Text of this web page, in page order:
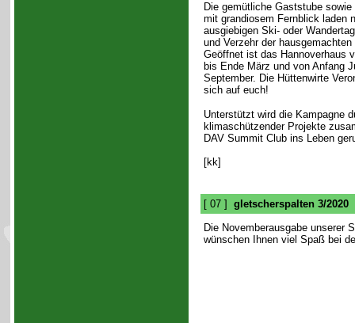
Die gemütliche Gaststube
mit grandiosem Fernblick laden
ausgiebigen Ski- oder
und Verzehr der
Geöffnet ist das Hannoverhaus
bis Ende März und von Anfang
September. Die Hüttenwirte
sich auf euch!
Unterstützt wird die Kampagne
klimaschützender Projekte
DAV Summit Club ins Leben
[kk]
[ 07 ] gletscherspalten 3/2020
Die Novemberausgabe unserer
wünschen Ihnen viel Spaß bei